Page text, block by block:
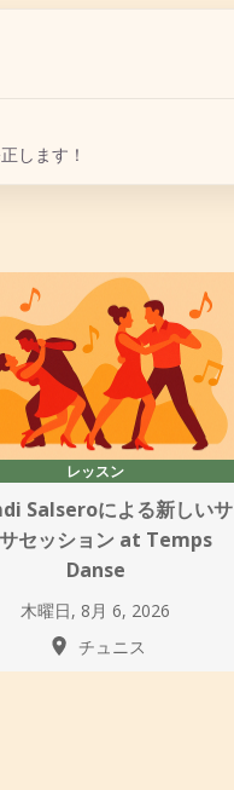
します！
レッスン
Salseroによる新しいサ
セッション at Temps
Danse
木曜日, 8月 6, 2026
チュニス